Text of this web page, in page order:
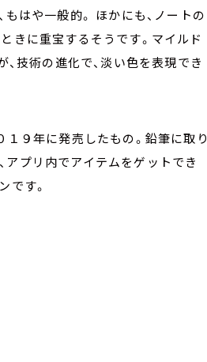
もはや一般的。 ほかにも、ノートの
きに重宝するそうです。マイルド
、技術の進化で、淡い色を表現でき
１９年に発売したもの。鉛筆に取り
アプリ内でアイテムをゲットでき
です。